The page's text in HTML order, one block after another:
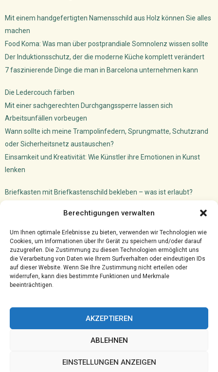
Berechtigungen verwalten
Um Ihnen optimale Erlebnisse zu bieten, verwenden wir Technologien wie
Cookies, um Informationen über Ihr Gerät zu speichern und/oder darauf
zuzugreifen. Die Zustimmung zu diesen Technologien ermöglicht uns
die Verarbeitung von Daten wie Ihrem Surfverhalten oder eindeutigen IDs
auf dieser Website. Wenn Sie Ihre Zustimmung nicht erteilen oder
widerrufen, kann dies bestimmte Funktionen und Merkmale
beeinträchtigen.
AKZEPTIEREN
ABLEHNEN
EINSTELLUNGEN ANZEIGEN
Mit einem handgefertigten Namensschild aus Holz können Sie alles
machen
Food Koma: Was man über postprandiale Somnolenz wissen sollte
Der Induktionsschutz, der die moderne Küche komplett verändert
7 faszinierende Dinge die man in Barcelona unternehmen kann
Die Ledercouch färben
Mit einer sachgerechten Durchgangssperre lassen sich
Arbeitsunfällen vorbeugen
Wann sollte ich meine Trampolinfedern, Sprungmatte, Schutzrand
oder Sicherheitsnetz austauschen?
Einsamkeit und Kreativität: Wie Künstler ihre Emotionen in Kunst
lenken
Briefkasten mit Briefkastenschild bekleben – was ist erlaubt?
Ghostwriter für VWL: akademischer Schreibservice